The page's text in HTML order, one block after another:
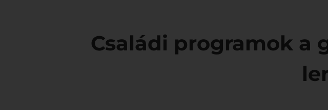
Családi programok a